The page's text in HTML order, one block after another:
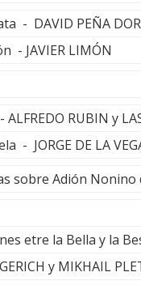
- DAVID PEÑA
- JAVIER LIMÓN
RUBIN y
- JORGE DE LA
sobre Adión Nonino
etre la Bella y la
y MIKHAIL